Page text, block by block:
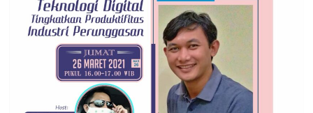
Pakan
Indonesia
dan
Fakultas
Peternakan
UGM
dalam
Internasional